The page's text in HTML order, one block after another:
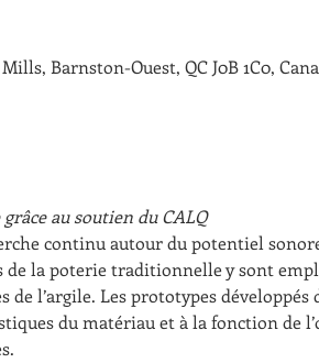
Barnston-Ouest, QC J0B 1C0,
au soutien du CALQ
continu autour du potentiel
de la poterie traditionnelle y sont
de l’argile. Les prototypes
du matériau et à la fonction de